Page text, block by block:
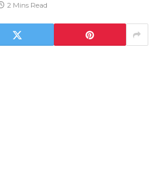
2 Mins Read